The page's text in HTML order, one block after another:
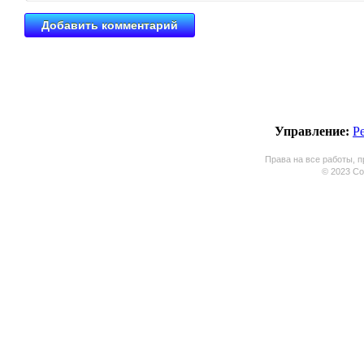
Управление:
Права на все работы,
© 2023